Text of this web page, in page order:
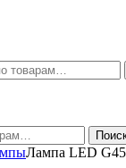
Лампа LED